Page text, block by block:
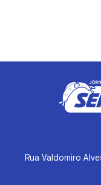
Rua Valdomiro